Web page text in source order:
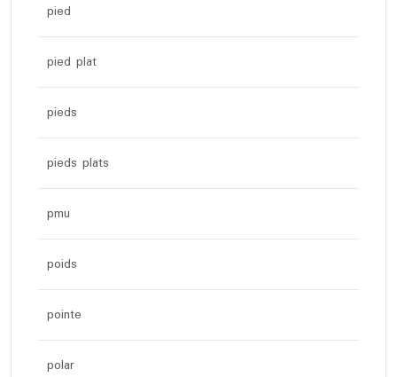
pied
pied plat
pieds
pieds plats
pmu
poids
pointe
polar